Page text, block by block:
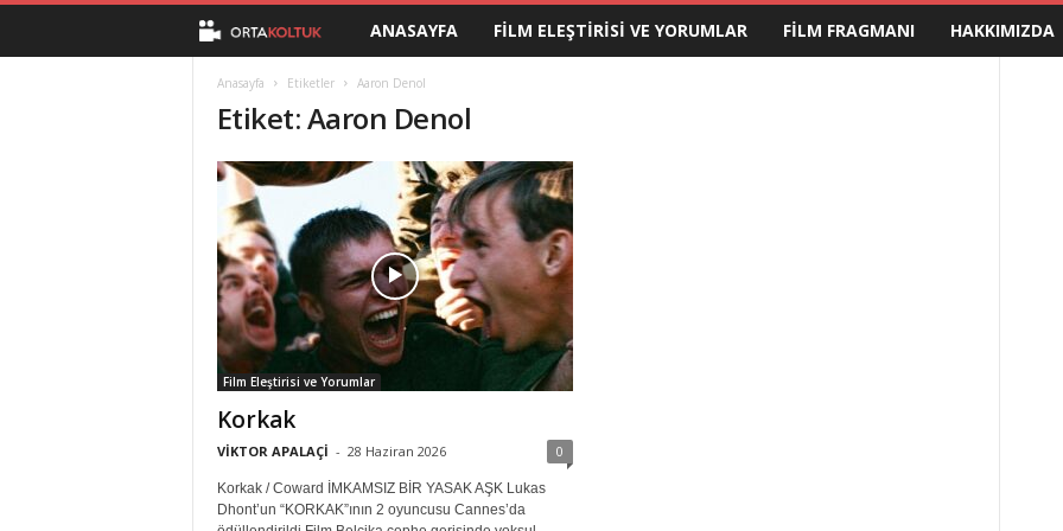
t
K
o
l
t
u
k
ANASAYFA FILM ELEŞTIRISI VE YORUMLAR FILM FRAGMANI HAKKIMIZDA
Anasayfa Etiketler Aaron Denol
Etiket: Aaron Denol
Film Eleştirisi ve Yorumlar
Korkak
VİKTOR APALAÇİ - 28 Haziran 2026 0
Korkak / Coward İMKAMSIZ BİR YASAK AŞK Lukas
Dhont’un “KORKAK”ının 2 oyuncusu Cannes’da